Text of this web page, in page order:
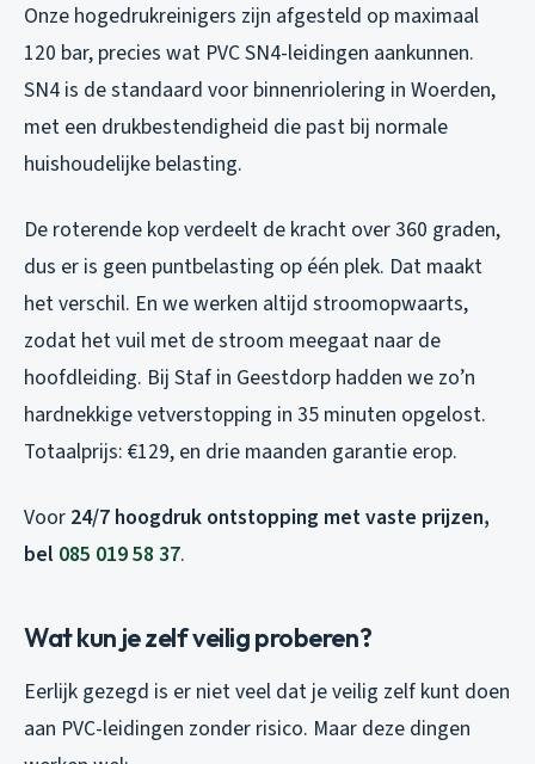
Onze hogedrukreinigers zijn afgesteld op maximaal
120 bar, precies wat PVC SN4-leidingen aankunnen.
SN4 is de standaard voor binnenriolering in Woerden,
met een drukbestendigheid die past bij normale
huishoudelijke belasting.
De roterende kop verdeelt de kracht over 360 graden,
dus er is geen puntbelasting op één plek. Dat maakt
het verschil. En we werken altijd stroomopwaarts,
zodat het vuil met de stroom meegaat naar de
hoofdleiding. Bij Staf in Geestdorp hadden we zo’n
hardnekkige vetverstopping in 35 minuten opgelost.
Totaalprijs: €129, en drie maanden garantie erop.
Voor 24/7 hoogdruk ontstopping met vaste prijzen,
bel 085 019 58 37.
Wat kun je zelf veilig proberen?
Eerlijk gezegd is er niet veel dat je veilig zelf kunt doen
aan PVC-leidingen zonder risico. Maar deze dingen